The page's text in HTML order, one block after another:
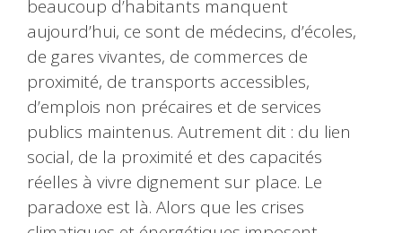
beaucoup d’habitants manquent
aujourd’hui, ce sont de médecins, d’écoles,
de gares vivantes, de commerces de
proximité, de transports accessibles,
d’emplois non précaires et de services
publics maintenus. Autrement dit : du lien
social, de la proximité et des capacités
réelles à vivre dignement sur place. Le
paradoxe est là. Alors que les crises